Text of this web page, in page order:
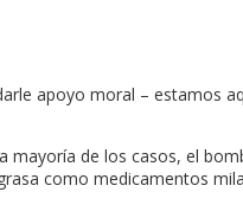
apoyo moral – estamos
de los casos, el
como medicamentos